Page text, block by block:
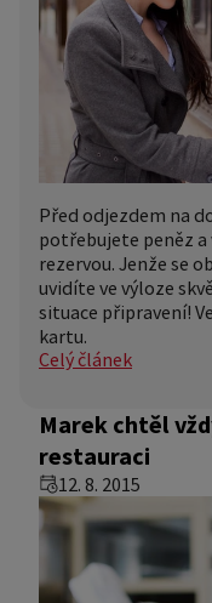
Před odjezdem na
potřebujete peněz
rezervou. Jenže se
uvidíte ve výloze
situace připravení!
kartu.
Celý článek
Marek chtěl
restauraci
12. 8. 2015